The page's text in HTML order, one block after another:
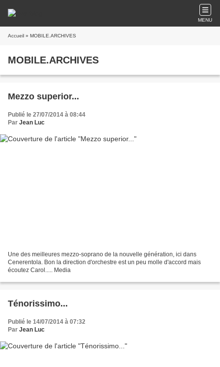
MENU
Accueil » MOBILE.ARCHIVES
MOBILE.ARCHIVES
Mezzo superior...
Publié le 27/07/2014 à 08:44
Par Jean Luc
Une des meilleures mezzo-soprano de la nouvelle génération, ici dans
Cenerentola. Bon la direction d'orchestre est un peu molle d'accord mais
écoutez Carol..... Media
Ténorissimo...
Publié le 14/07/2014 à 07:32
Par Jean Luc